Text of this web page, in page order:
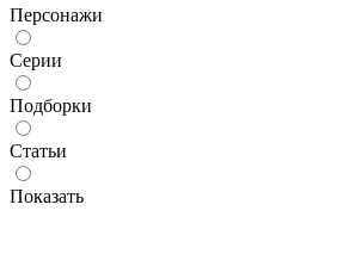
Персонажи
Серии
Подборки
Статьи
Показать